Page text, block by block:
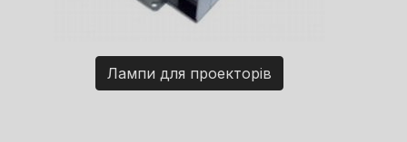
Лампи для проекторів